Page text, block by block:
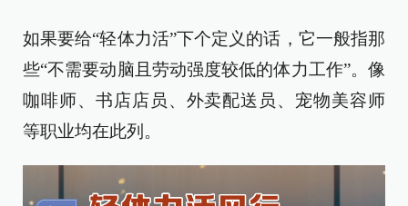
如果要给“轻体力活”下个定义的话，它一般指那
些“不需要动脑且劳动强度较低的体力工作”。像
咖啡师、书店店员、外卖配送员、宠物美容师
等职业均在此列。